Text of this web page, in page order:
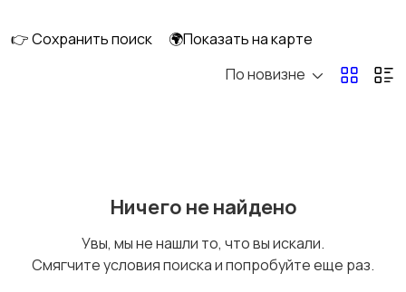
👉 Сохранить поиск
🌍Показать на карте
По новизне
Ничего не найдено
Увы, мы не нашли то, что вы искали.
Смягчите условия поиска и попробуйте еще раз.